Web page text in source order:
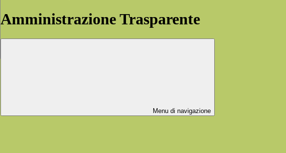
Amministrazione Trasparente
Menu di navigazione